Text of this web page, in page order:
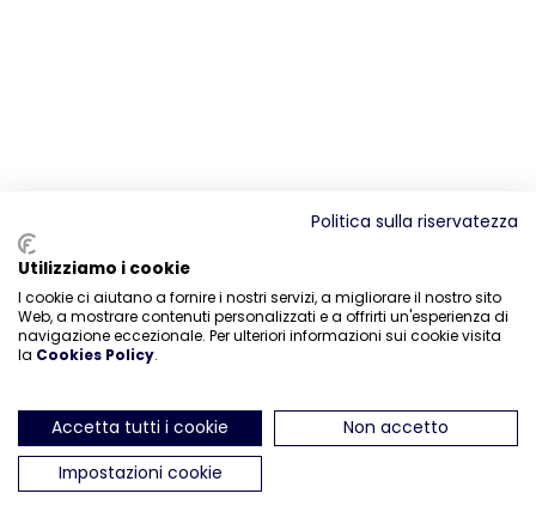
Politica sulla riservatezza
Utilizziamo i cookie
I cookie ci aiutano a fornire i nostri servizi, a migliorare il nostro sito
Web, a mostrare contenuti personalizzati e a offrirti un'esperienza di
navigazione eccezionale. Per ulteriori informazioni sui cookie visita
la Cookies Policy.
Accetta tutti i cookie
Non accetto
Impostazioni cookie